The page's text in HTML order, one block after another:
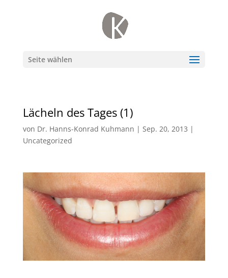
Seite wählen
Lächeln des Tages (1)
von Dr. Hanns-Konrad Kuhmann | Sep. 20, 2013 |
Uncategorized